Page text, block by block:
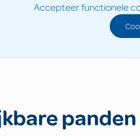
Accepteer functionele
panden